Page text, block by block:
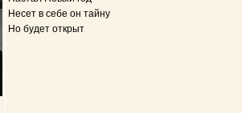
Несет в себе он тайну
Но будет открыт